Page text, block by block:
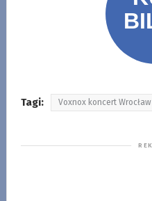
Tagi: Voxnox koncert Wrocław